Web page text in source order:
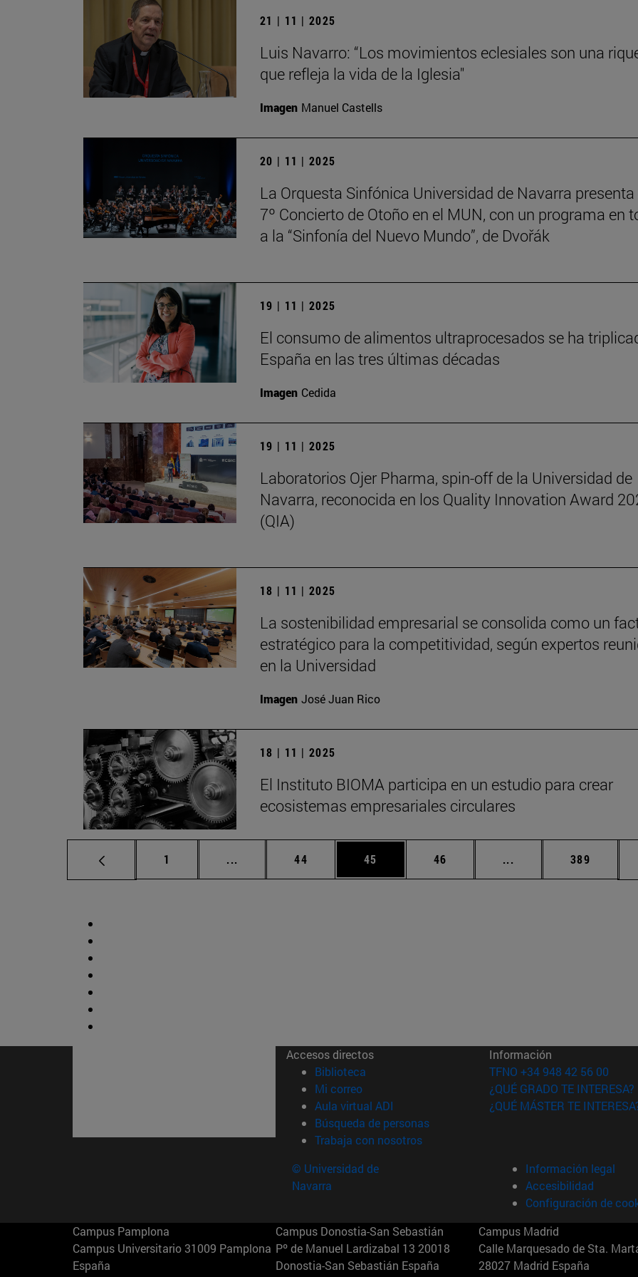
21 | 11 | 2025
Luis Navarro: “Los movimientos eclesiales son una
que refleja la vida de la Iglesia"
Imagen Manuel Castells
20 | 11 | 2025
La Orquesta Sinfónica Universidad de Navarra presenta
7º Concierto de Otoño en el MUN, con un programa en
a la “Sinfonía del Nuevo Mundo”, de Dvořák
19 | 11 | 2025
El consumo de alimentos ultraprocesados se ha
España en las tres últimas décadas
Imagen Cedida
19 | 11 | 2025
Laboratorios Ojer Pharma, spin-off de la Universidad de
Navarra, reconocida en los Quality Innovation Award
(QIA)
18 | 11 | 2025
La sostenibilidad empresarial se consolida como un
estratégico para la competitividad, según expertos
en la Universidad
Imagen José Juan Rico
18 | 11 | 2025
El Instituto BIOMA participa en un estudio para crear
ecosistemas empresariales circulares
Página
1 ... Páginas intermedias Use TAB para desplazarse.
Página
44 Página
45 Página
46 ... Páginas intermedias
Página
389
Accesos directos
Biblioteca (abre en nueva ventana)
Mi correo(abre en nueva ventana)
Aula virtual ADI (abre en nueva ventana)
Búsqueda de personas(abre en nueva ventana)
Trabaja con nosotros(abre en nueva ventana)
Información
TFNO +34 948 42 56 00
¿QUÉ GRADO TE INTERESA?
¿QUÉ MÁSTER TE
© Universidad de
Navarra
Información legal
Accesibilidad
Configuración de
Campus Pamplona
Campus Universitario 31009 Pamplona
España
Campus Donostia-San Sebastián
Pº de Manuel Lardizabal 13 20018
Donostia-San Sebastián España
Campus Madrid
Calle Marquesado de Sta.
28027 Madrid España